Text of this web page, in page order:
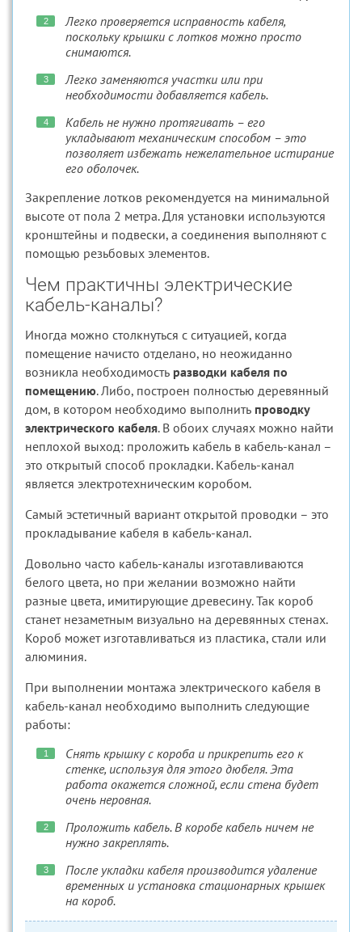
Легко проверяется исправность кабеля,
поскольку крышки с лотков можно просто
снимаются.
Легко заменяются участки или при
необходимости добавляется кабель.
Кабель не нужно протягивать – его
укладывают механическим способом – это
позволяет избежать нежелательное истирание
его оболочек.
Закрепление лотков рекомендуется на минимальной
высоте от пола 2 метра. Для установки используются
кронштейны и подвески, а соединения выполняют с
помощью резьбовых элементов.
Чем практичны электрические
кабель-каналы?
Иногда можно столкнуться с ситуацией, когда
помещение начисто отделано, но неожиданно
возникла необходимость разводки кабеля по
помещению. Либо, построен полностью деревянный
дом, в котором необходимо выполнить проводку
электрического кабеля. В обоих случаях можно найти
неплохой выход: проложить кабель в кабель-канал –
это открытый способ прокладки. Кабель-канал
является электротехническим коробом.
Самый эстетичный вариант открытой проводки – это
прокладывание кабеля в кабель-канал.
Довольно часто кабель-каналы изготавливаются
белого цвета, но при желании возможно найти
разные цвета, имитирующие древесину. Так короб
станет незаметным визуально на деревянных стенах.
Короб может изготавливаться из пластика, стали или
алюминия.
При выполнении монтажа электрического кабеля в
кабель-канал необходимо выполнить следующие
работы:
Снять крышку с короба и прикрепить его к
стенке, используя для этого дюбеля. Эта
работа окажется сложной, если стена будет
очень неровная.
Проложить кабель. В коробе кабель ничем не
нужно закреплять.
После укладки кабеля производится удаление
временных и установка стационарных крышек
на короб.